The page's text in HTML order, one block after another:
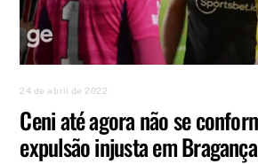
24 de abril de 2022
Ceni até agora não se
expulsão injusta em Bragança